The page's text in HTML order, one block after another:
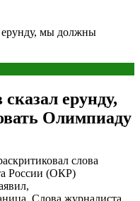
ерунду, мы должны
ерунду,
Олимпиаду
слова
России (ОКР)
Слова журналиста